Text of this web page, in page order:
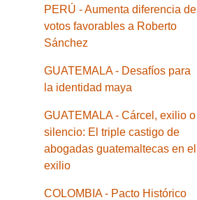
PERÚ - Aumenta diferencia de
votos favorables a Roberto
Sánchez
GUATEMALA - Desafíos para
la identidad maya
GUATEMALA - Cárcel, exilio o
silencio: El triple castigo de
abogadas guatemaltecas en el
exilio
COLOMBIA - Pacto Histórico